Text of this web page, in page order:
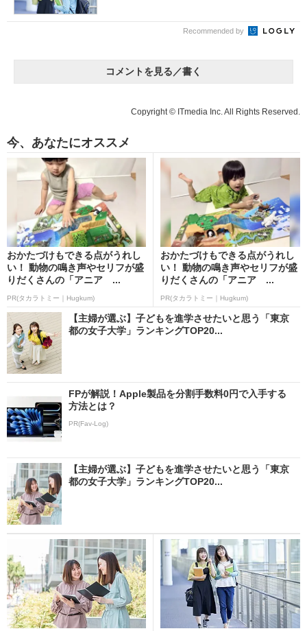
Recommended by
コメントを見る／書く
Copyright © ITmedia Inc. All Rights Reserved.
今、あなたにオススメ
おかたづけもできる点がうれし
い！ 動物の鳴き声やセリフが盛
りだくさんの「アニア ...
PR(タカラトミー｜Hugkum)
おかたづけもできる点がうれし
い！ 動物の鳴き声やセリフが盛
りだくさんの「アニア ...
PR(タカラトミー｜Hugkum)
【主婦が選ぶ】子どもを進学させたいと思う「東京
都の女子大学」ランキングTOP20...
FPが解説！Apple製品を分割手数料0円で入手する
方法とは？
PR(Fav-Log)
【主婦が選ぶ】子どもを進学させたいと思う「東京
都の女子大学」ランキングTOP20...